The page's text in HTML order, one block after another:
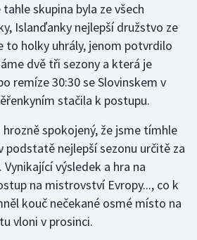
skupina byla ze všech
Islanďanky nejlepší družstvo ze
to holky uhrály, jenom potvrdilo
dvě tři sezony a která je
remíze 30:30 se Slovinskem v
stačila k postupu.
hrozně spokojený, že jsme tímhle
podstatě nejlepší sezonu určitě za
výsledek a hra na
na mistrovství Evropy..., co k
kouč nečekané osmé místo na
vloni v prosinci.